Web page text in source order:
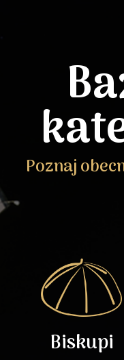
Poznaj
Biskupi